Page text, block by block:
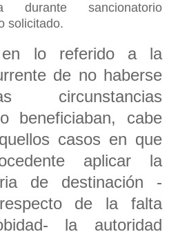
durante sancionatorio
solicitado.
lo referido a la
de no haberse
circunstancias
beneficiaban, cabe
casos en que
aplicar la
de destinación -
de la falta
la autoridad